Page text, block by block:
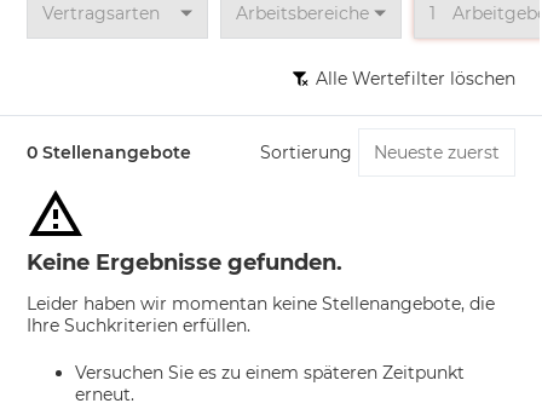
Vertragsarten Arbeitsbereiche 1
Alle Wertefilter löschen
0 Stellenangebote Sortierung
Keine Ergebnisse gefunden.
Leider haben wir momentan keine Stellenangebote, die
Ihre Suchkriterien erfüllen.
Versuchen Sie es zu einem späteren Zeitpunkt
erneut.